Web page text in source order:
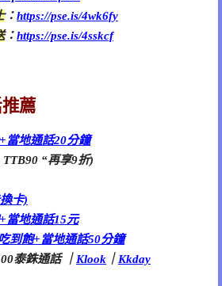
：https://pse.is/4wk6fy
：https://pse.is/4sskcf
薦
當地通話20分鐘
“再享9折)
卡)
當地通話15元
到飽+當地通話50分鐘
泰銖通話 ｜ Klook ｜ Kkday